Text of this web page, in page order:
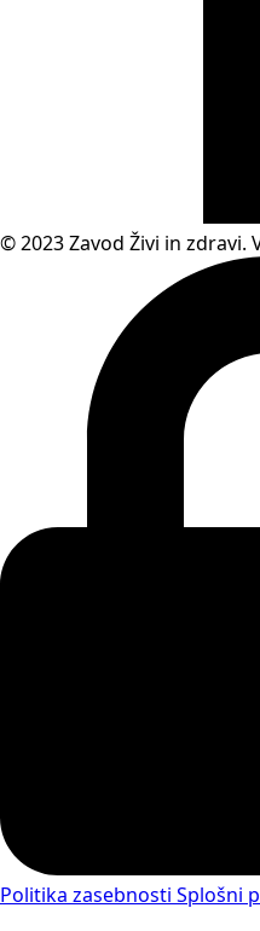
© 2023 Zavod Živi in zdravi.
Politika zasebnosti Splošni